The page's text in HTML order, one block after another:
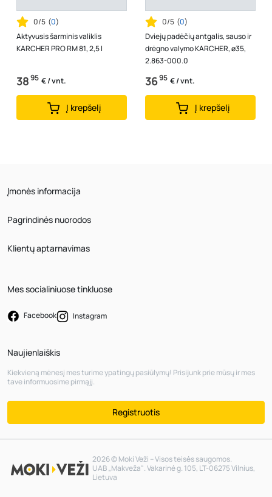
0/5 (0)
Aktyvusis šarminis valiklis
KARCHER PRO RM 81, 2,5 l
3895 € / vnt.
Į krepšelį
0/5 (0)
Dviejų padėčių antgalis, sauso ir
drėgno valymo KARCHER, ø35,
2.863-000.0
3695 € / vnt.
Į krepšelį
Įmonės informacija
Pagrindinės nuorodos
Klientų aptarnavimas
Mes socialiniuose tinkluose
Facebook Instagram
Naujienlaiškis
Kiekvieną mėnesį mes turime ypatingų pasiūlymų! Prisijunk prie mūsų ir mes
tave informuosime pirmąjį.
Registruotis
2026 © Moki Veži – Visos teisės saugomos.
UAB „Makveža“. Vakarinė g. 105, LT-06275 Vilnius,
Lietuva